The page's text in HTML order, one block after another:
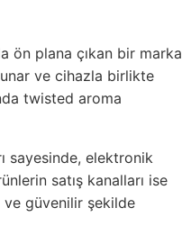
ön plana çıkan bir marka
ve cihazla birlikte
twisted aroma
sayesinde, elektronik
satış kanalları ise
ve güvenilir şekilde